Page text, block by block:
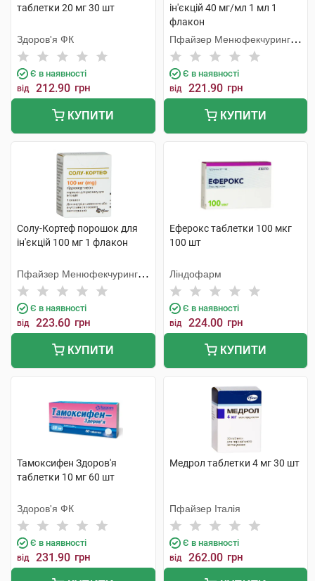
таблетки 20 мг 30 шт
Здоров'я ФК
Є в наявності
від 212.90 грн
КУПИТИ
ін'єкцій 40 мг/мл 1 мл 1
флакон
Пфайзер Менюфекчуринг
Бельгія
Є в наявності
від 221.90 грн
КУПИТИ
Солу-Кортеф порошок для
ін'єкцій 100 мг 1 флакон
Пфайзер Менюфекчуринг
Бельгія
Є в наявності
від 223.60 грн
КУПИТИ
Еферокс таблетки 100 мкг
100 шт
Ліндофарм
Є в наявності
від 224.00 грн
КУПИТИ
Тамоксифен Здоров'я
таблетки 10 мг 60 шт
Здоров'я ФК
Є в наявності
від 231.90 грн
Медрол таблетки 4 мг 30 шт
Пфайзер Італія
Є в наявності
від 262.00 грн